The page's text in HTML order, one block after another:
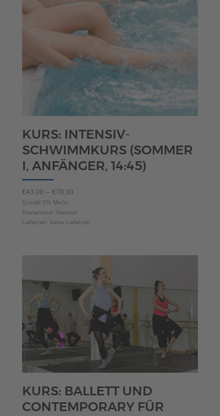
KURS: INTENSIV-
SCHWIMMKURS (SOMMER
I, ANFÄNGER, 14:45)
€43,00 – € 70,00Preisspanne:
bis
€70,00
Enthält 0% MwSt.
Kostenloser Versand
Lieferzeit: keine Lieferzeit
KURS: BALLETT UND
CONTEMPORARY FÜR